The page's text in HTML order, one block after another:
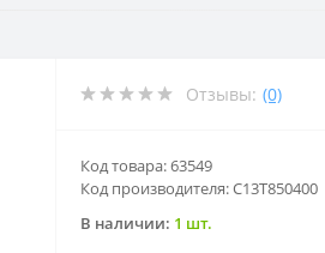
Отзывы: (0)
Код товара: 63549
Код производителя: C13T850400
В наличии: 1 шт.